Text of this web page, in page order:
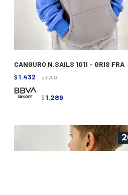
CANGURO N.SAILS 1011 - GRIS FRA
$ 1.432 $ 1.790
$ 1.289